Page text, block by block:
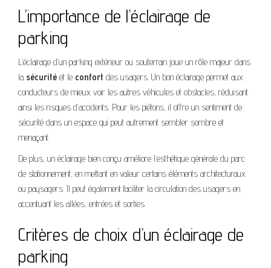
L’importance de l’éclairage de
parking
L’éclairage d’un parking extérieur ou souterrain joue un rôle majeur dans
la sécurité et le confort des usagers. Un bon éclairage permet aux
conducteurs de mieux voir les autres véhicules et obstacles, réduisant
ainsi les risques d’accidents. Pour les piétons, il offre un sentiment de
sécurité dans un espace qui peut autrement sembler sombre et
menaçant.
De plus, un éclairage bien conçu améliore l’esthétique générale du parc
de stationnement, en mettant en valeur certains éléments architecturaux
ou paysagers. Il peut également faciliter la circulation des usagers en
accentuant les allées, entrées et sorties.
Critères de choix d’un éclairage de
parking